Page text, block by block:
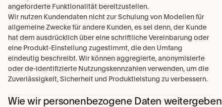
angeforderte Funktionalität bereitzustellen.
Wir nutzen Kundendaten nicht zur Schulung von Modellen für
allgemeine Zwecke für andere Kunden, es sei denn, der Kunde
hat dem ausdrücklich über eine schriftliche Vereinbarung oder
eine Produkt-Einstellung zugestimmt, die den Umfang
eindeutig beschreibt. Wir können aggregierte, anonymisierte
oder de-identifizierte Nutzungskennzahlen verwenden, um die
Zuverlässigkeit, Sicherheit und Produktleistung zu verbessern.
Wie wir personenbezogene Daten weitergeben